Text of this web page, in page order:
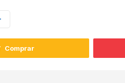
Comprar